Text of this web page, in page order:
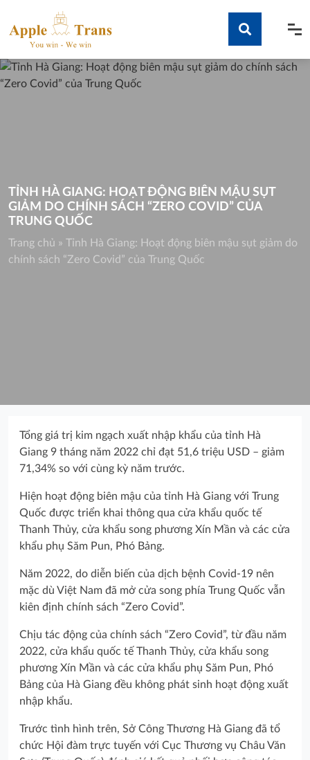
content
Tìm kiếm
TỈNH HÀ GIANG: HOẠT ĐỘNG BIÊN MẬU SỤT
GIẢM DO CHÍNH SÁCH “ZERO COVID” CỦA
TRUNG QUỐC
Trang chủ » Tỉnh Hà Giang: Hoạt động biên mậu sụt giảm do
chính sách “Zero Covid” của Trung Quốc
Tổng giá trị kim ngạch xuất nhập khẩu của tỉnh Hà
Giang 9 tháng năm 2022 chỉ đạt 51,6 triệu USD – giảm
71,34% so với cùng kỳ năm trước.
Hiện hoạt động biên mậu của tỉnh Hà Giang với Trung
Quốc được triển khai thông qua cửa khẩu quốc tế
Thanh Thủy, cửa khẩu song phương Xín Mần và các cửa
khẩu phụ Săm Pun, Phó Bảng.
Năm 2022, do diễn biến của dịch bệnh Covid-19 nên
mặc dù Việt Nam đã mở cửa song phía Trung Quốc vẫn
kiên định chính sách “Zero Covid”.
Chịu tác động của chính sách “Zero Covid”, từ đầu năm
2022, cửa khẩu quốc tế Thanh Thủy, cửa khẩu song
phương Xín Mần và các cửa khẩu phụ Săm Pun, Phó
Bảng của Hà Giang đều không phát sinh hoạt động xuất
nhập khẩu.
Trước tình hình trên, Sở Công Thương Hà Giang đã tổ
chức Hội đàm trực tuyến với Cục Thương vụ Châu Văn